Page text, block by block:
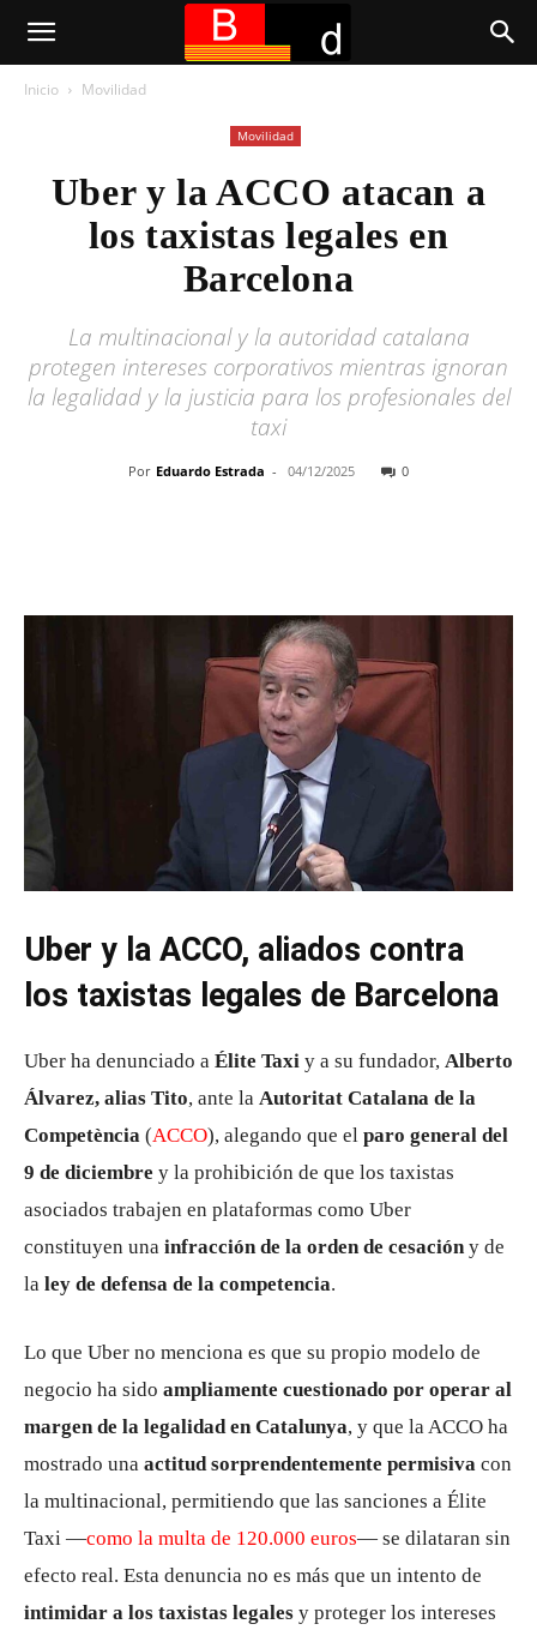
Inicio Movilidad
Movilidad
Uber y la ACCO atacan a
los taxistas legales en
Barcelona
La multinacional y la autoridad catalana
protegen intereses corporativos mientras ignoran
la legalidad y la justicia para los profesionales del
taxi
Por Eduardo Estrada - 04/12/2025 0
Uber y la ACCO, aliados contra
los taxistas legales de Barcelona
Uber ha denunciado a Élite Taxi y a su fundador, Alberto
Álvarez, alias Tito, ante la Autoritat Catalana de la
Competència (ACCO), alegando que el paro general del
9 de diciembre y la prohibición de que los taxistas
asociados trabajen en plataformas como Uber
constituyen una infracción de la orden de cesación y de
la ley de defensa de la competencia.
Lo que Uber no menciona es que su propio modelo de
negocio ha sido ampliamente cuestionado por operar al
margen de la legalidad en Catalunya, y que la ACCO ha
mostrado una actitud sorprendentemente permisiva con
la multinacional, permitiendo que las sanciones a Élite
Taxi —como la multa de 120.000 euros— se dilataran sin
efecto real. Esta denuncia no es más que un intento de
intimidar a los taxistas legales y proteger los intereses